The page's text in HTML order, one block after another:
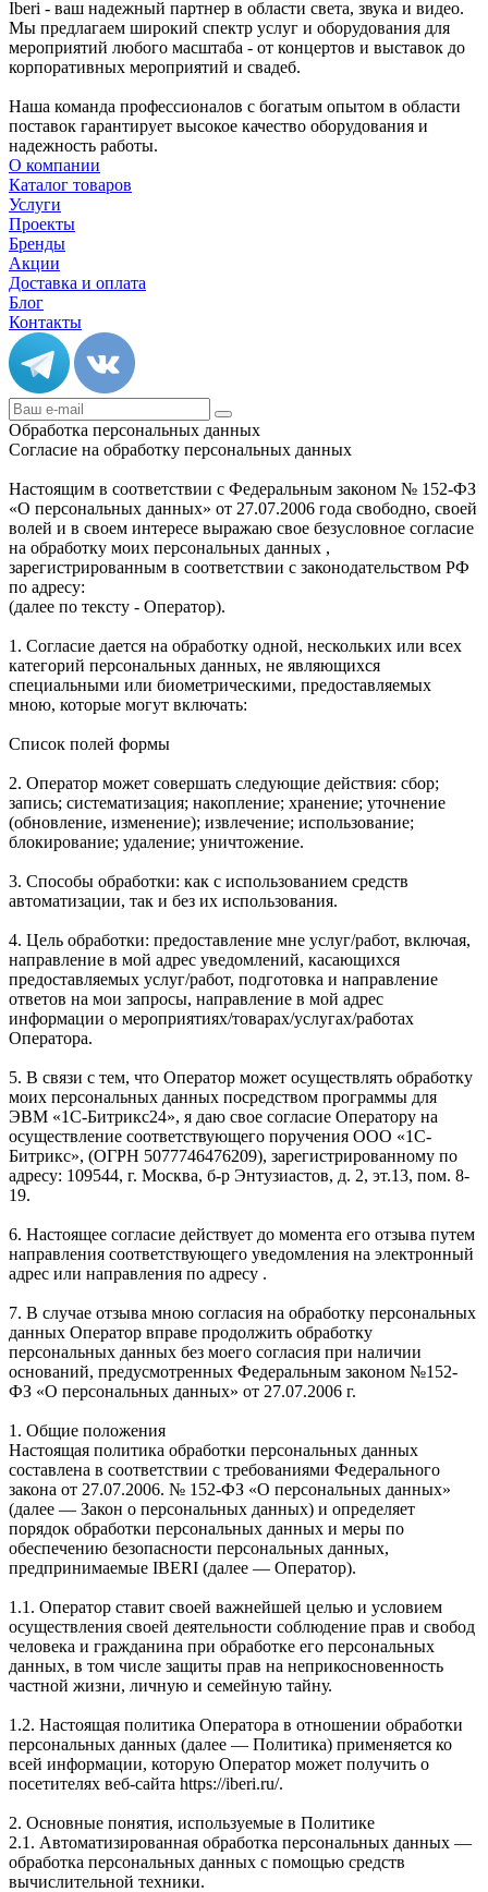
Iberi - ваш надежный партнер в области света, звука и видео.
Мы предлагаем широкий спектр услуг и оборудования для
мероприятий любого масштаба - от концертов и выставок до
корпоративных мероприятий и свадеб.
Наша команда профессионалов с богатым опытом в области
поставок гарантирует высокое качество оборудования и
надежность работы.
О компании
Каталог товаров
Услуги
Проекты
Бренды
Акции
Доставка и оплата
Блог
Контакты
Обработка персональных данных
Согласие на обработку персональных данных
Настоящим в соответствии с Федеральным законом № 152-ФЗ
«О персональных данных» от 27.07.2006 года свободно, своей
волей и в своем интересе выражаю свое безусловное согласие
на обработку моих персональных данных ,
зарегистрированным в соответствии с законодательством РФ
по адресу:
(далее по тексту - Оператор).
1. Согласие дается на обработку одной, нескольких или всех
категорий персональных данных, не являющихся
специальными или биометрическими, предоставляемых
мною, которые могут включать:
Список полей формы
2. Оператор может совершать следующие действия: сбор;
запись; систематизация; накопление; хранение; уточнение
(обновление, изменение); извлечение; использование;
блокирование; удаление; уничтожение.
3. Способы обработки: как с использованием средств
автоматизации, так и без их использования.
4. Цель обработки: предоставление мне услуг/работ, включая,
направление в мой адрес уведомлений, касающихся
предоставляемых услуг/работ, подготовка и направление
ответов на мои запросы, направление в мой адрес
информации о мероприятиях/товарах/услугах/работах
Оператора.
5. В связи с тем, что Оператор может осуществлять обработку
моих персональных данных посредством программы для
ЭВМ «1С-Битрикс24», я даю свое согласие Оператору на
осуществление соответствующего поручения ООО «1С-
Битрикс», (ОГРН 5077746476209), зарегистрированному по
адресу: 109544, г. Москва, б-р Энтузиастов, д. 2, эт.13, пом. 8-
19.
6. Настоящее согласие действует до момента его отзыва путем
направления соответствующего уведомления на электронный
адрес или направления по адресу .
7. В случае отзыва мною согласия на обработку персональных
данных Оператор вправе продолжить обработку
персональных данных без моего согласия при наличии
оснований, предусмотренных Федеральным законом №152-
ФЗ «О персональных данных» от 27.07.2006 г.
1. Общие положения
Настоящая политика обработки персональных данных
составлена в соответствии с требованиями Федерального
закона от 27.07.2006. № 152-ФЗ «О персональных данных»
(далее — Закон о персональных данных) и определяет
порядок обработки персональных данных и меры по
обеспечению безопасности персональных данных,
предпринимаемые IBERI (далее — Оператор).
1.1. Оператор ставит своей важнейшей целью и условием
осуществления своей деятельности соблюдение прав и свобод
человека и гражданина при обработке его персональных
данных, в том числе защиты прав на неприкосновенность
частной жизни, личную и семейную тайну.
1.2. Настоящая политика Оператора в отношении обработки
персональных данных (далее — Политика) применяется ко
всей информации, которую Оператор может получить о
посетителях веб-сайта https://iberi.ru/.
2. Основные понятия, используемые в Политике
2.1. Автоматизированная обработка персональных данных —
обработка персональных данных с помощью средств
вычислительной техники.